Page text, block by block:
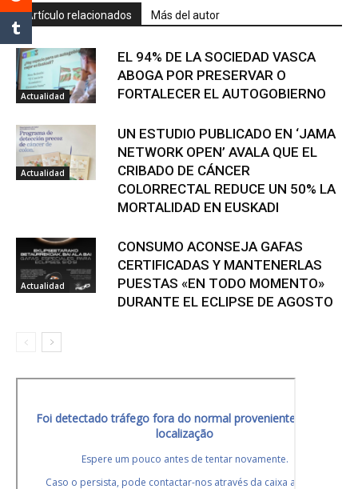
Artículo relacionados Más del autor
Actualidad
EL 94% DE LA SOCIEDAD VASCA
ABOGA POR PRESERVAR O
FORTALECER EL AUTOGOBIERNO
Actualidad
UN ESTUDIO PUBLICADO EN ‘JAMA
NETWORK OPEN’ AVALA QUE EL
CRIBADO DE CÁNCER
COLORRECTAL REDUCE UN 50% LA
MORTALIDAD EN EUSKADI
Actualidad
CONSUMO ACONSEJA GAFAS
CERTIFICADAS Y MANTENERLAS
PUESTAS «EN TODO MOMENTO»
DURANTE EL ECLIPSE DE AGOSTO